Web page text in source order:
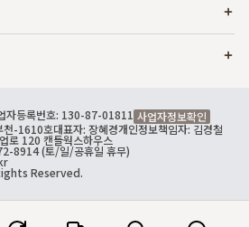
자등록번호: 130-87-01811 사업자정보확인
천-1610호대표자: 장혜경개인정보책임자: 김경철
로 120 캔들웍스하우스
8914 (토/일/공휴일 휴무)
Reserved.